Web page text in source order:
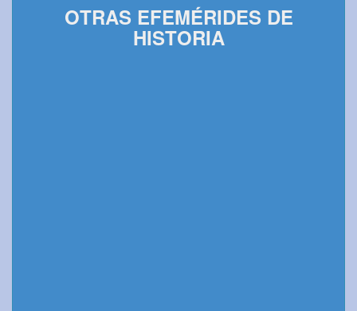
OTRAS EFEMÉRIDES DE
HISTORIA